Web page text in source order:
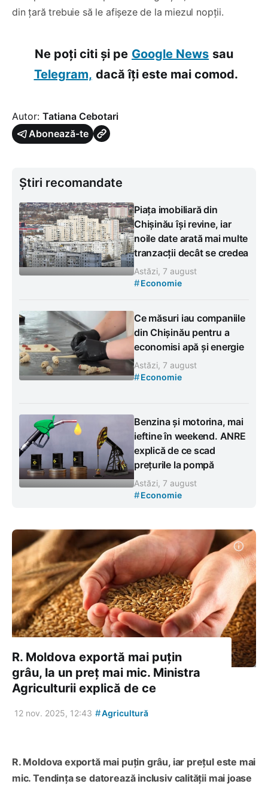
din țară trebuie să le afișeze de la miezul nopții.
Ne poți citi și pe Google News sau
Telegram, dacă îți este mai comod.
Autor: Tatiana Cebotari
Abonează-te
Știri recomandate
Piața imobiliară din
Chișinău își revine, iar
noile date arată mai multe
tranzacții decât se credea
Astăzi, 7 august
#Economie
Ce măsuri iau companiile
din Chișinău pentru a
economisi apă și energie
Astăzi, 7 august
#Economie
Benzina și motorina, mai
ieftine în weekend. ANRE
explică de ce scad
prețurile la pompă
Astăzi, 7 august
#Economie
R. Moldova exportă mai puțin
grâu, la un preț mai mic. Ministra
Agriculturii explică de ce
12 nov. 2025, 12:43 #Agricultură
R. Moldova exportă mai puțin grâu, iar prețul este mai
mic. Tendința se datorează inclusiv calității mai joase